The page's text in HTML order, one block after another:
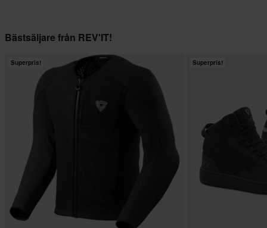
Bästsäljare från REV'IT!
Superpris! Superpris!